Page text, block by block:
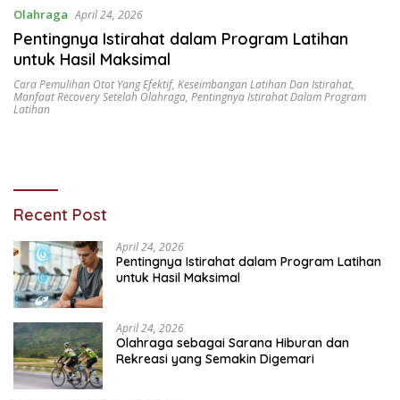
Olahraga April 24, 2026
Pentingnya Istirahat dalam Program Latihan
untuk Hasil Maksimal
Cara Pemulihan Otot Yang Efektif, Keseimbangan Latihan Dan Istirahat,
Manfaat Recovery Setelah Olahraga, Pentingnya Istirahat Dalam Program
Latihan
Recent Post
April 24, 2026
Pentingnya Istirahat dalam Program Latihan
untuk Hasil Maksimal
April 24, 2026
Olahraga sebagai Sarana Hiburan dan
Rekreasi yang Semakin Digemari